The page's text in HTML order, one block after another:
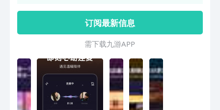
动发起连麦遇到声音好听的人，聊得来的
话就互相比心加个好友吧！ 微光，为了
每一个孤独的人有人陪伴。
订阅最新信息
需 下 载 九 游 A P P